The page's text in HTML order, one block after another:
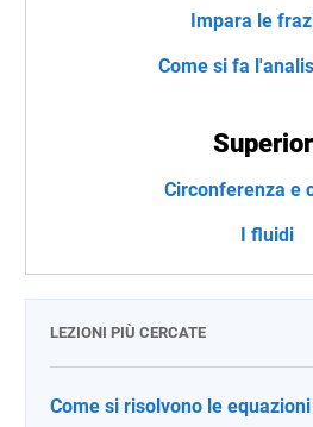
Impara le
Come si fa
Circonferenza e
I fluidi
LEZIONI PIÙ CERCATE
Come si risolvono le